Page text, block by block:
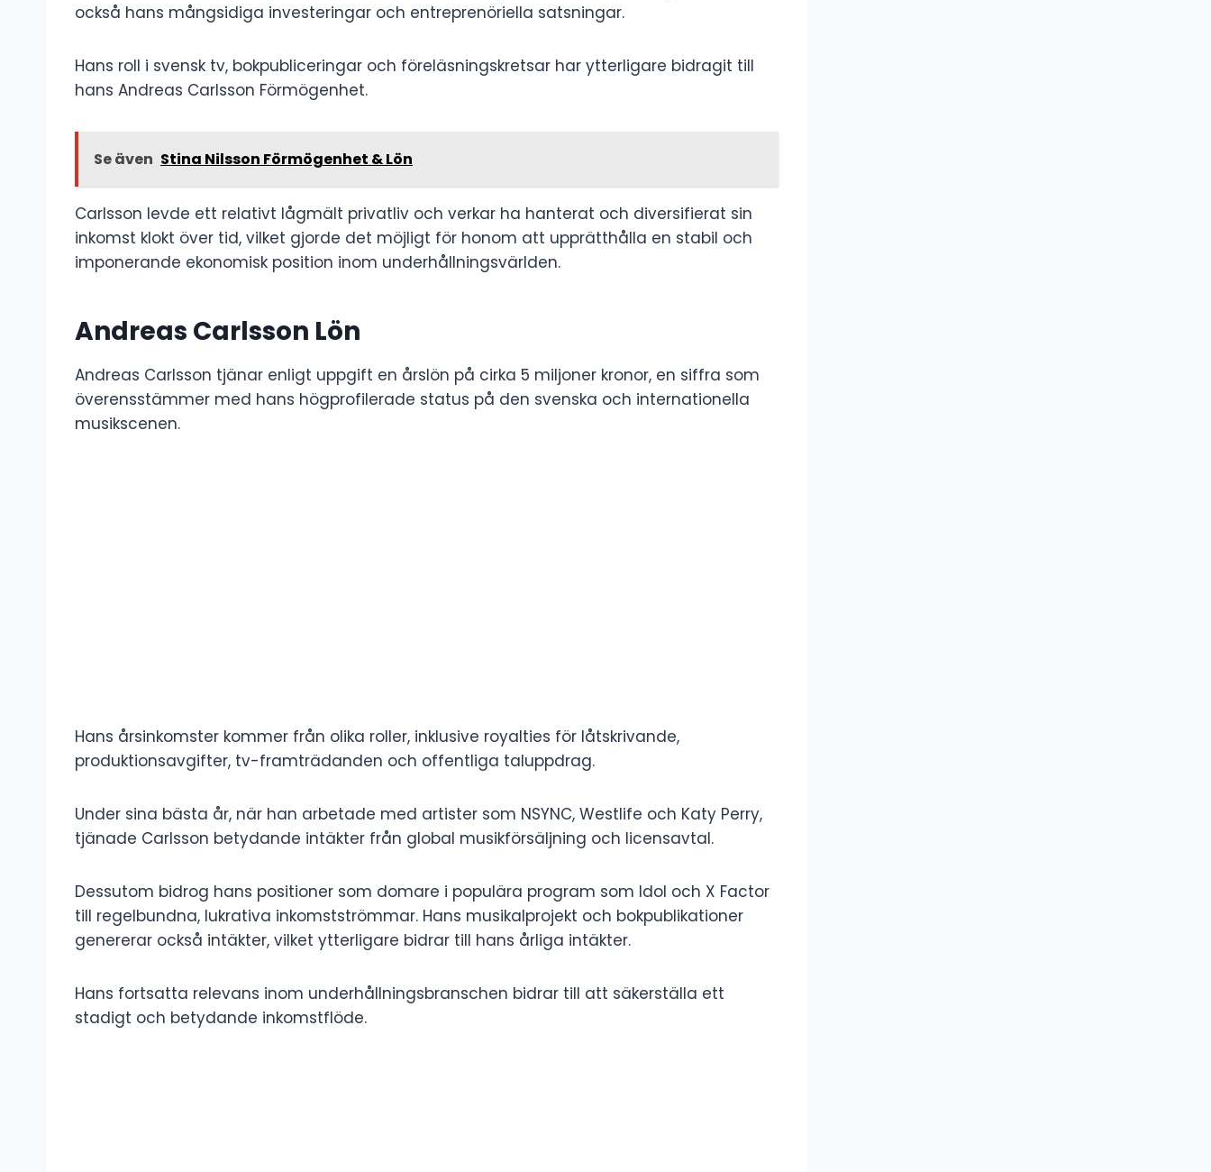
också hans mångsidiga investeringar och entreprenöriella satsningar.
Hans roll i svensk tv, bokpubliceringar och föreläsningskretsar har ytterligare bidragit till
hans Andreas Carlsson Förmögenhet.
Se även Stina Nilsson Förmögenhet & Lön
Carlsson levde ett relativt lågmält privatliv och verkar ha hanterat och diversifierat sin
inkomst klokt över tid, vilket gjorde det möjligt för honom att upprätthålla en stabil och
imponerande ekonomisk position inom underhållningsvärlden.
Andreas Carlsson Lön
Andreas Carlsson tjänar enligt uppgift en årslön på cirka 5 miljoner kronor, en siffra som
överensstämmer med hans högprofilerade status på den svenska och internationella
musikscenen.
Hans årsinkomster kommer från olika roller, inklusive royalties för låtskrivande,
produktionsavgifter, tv-framträdanden och offentliga taluppdrag.
Under sina bästa år, när han arbetade med artister som NSYNC, Westlife och Katy Perry,
tjänade Carlsson betydande intäkter från global musikförsäljning och licensavtal.
Dessutom bidrog hans positioner som domare i populära program som Idol och X Factor
till regelbundna, lukrativa inkomstströmmar. Hans musikalprojekt och bokpublikationer
genererar också intäkter, vilket ytterligare bidrar till hans årliga intäkter.
Hans fortsatta relevans inom underhållningsbranschen bidrar till att säkerställa ett
stadigt och betydande inkomstflöde.